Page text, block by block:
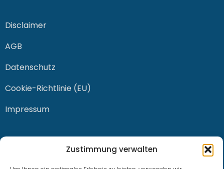
Zustimmung verwalten
Disclaimer
AGB
Datenschutz
Cookie-Richtlinie (EU)
Impressum